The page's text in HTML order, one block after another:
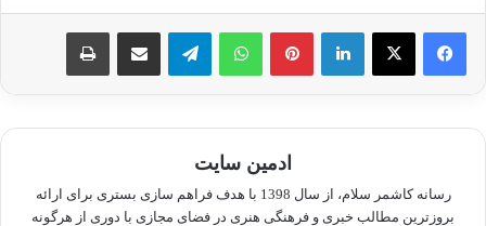
لینکدین پینترستواتس آپ تلگرام اشتراک گذاری از طریق ایمیل چاپ
ادمین سایت
رسانه کاشمر سلام، از سال 1398 با هدف فراهم سازی بستری برای ارائه
بروزترین مطالب خبری و فرهنگی هنری در فضای مجازی با دوری از هرگونه